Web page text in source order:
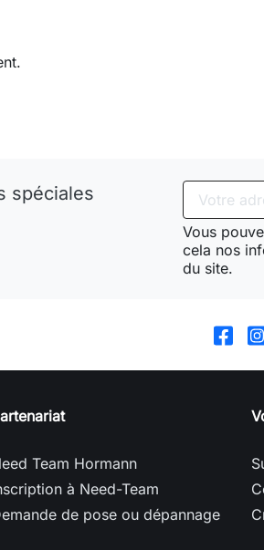
spéciales
Vous
cela nos
du site.
Team Hormann
à Need-Team
de pose ou dépannage